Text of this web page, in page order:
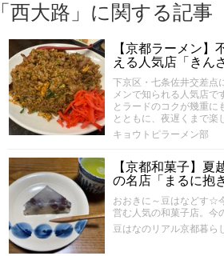
「西大路」に関する記事
【京都ラーメン】
える人気店「きん
下京区・七条佐井交差点
メンで知られる人気店で
とラードのコクが幾重に
とともに、夜遅くまで楽
キョウトピラーメン部
【京都和菓子】
の名店「まるに抱
おおきに～豆はなどす☆
営む人気の和菓子店。今
豆はなのリアル京都暮ら